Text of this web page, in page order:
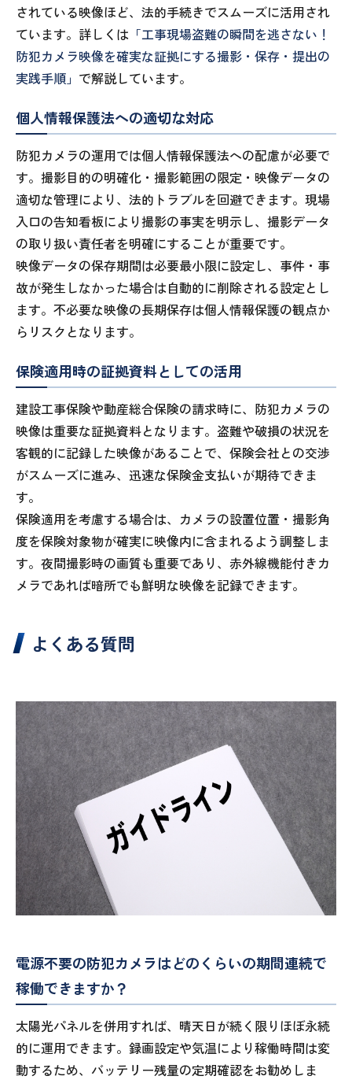
されている映像ほど、法的手続きでスムーズに活用され
ています。詳しくは 「工事現場盗難の瞬間を逃さない！
防犯カメラ映像を確実な証拠にする撮影・保存・提出の
実践手順」 で解説しています。
個人情報保護法への適切な対応
防犯カメラの運用では個人情報保護法への配慮が必要で
す。撮影目的の明確化・撮影範囲の限定・映像データの
適切な管理により、法的トラブルを回避できます。現場
入口の告知看板により撮影の事実を明示し、撮影データ
の取り扱い責任者を明確にすることが重要です。
映像データの保存期間は必要最小限に設定し、事件・事
故が発生しなかった場合は自動的に削除される設定とし
ます。不必要な映像の長期保存は個人情報保護の観点か
らリスクとなります。
保険適用時の証拠資料としての活用
建設工事保険や動産総合保険の請求時に、防犯カメラの
映像は重要な証拠資料となります。盗難や破損の状況を
客観的に記録した映像があることで、保険会社との交渉
がスムーズに進み、迅速な保険金支払いが期待できま
す。
保険適用を考慮する場合は、カメラの設置位置・撮影角
度を保険対象物が確実に映像内に含まれるよう調整しま
す。夜間撮影時の画質も重要であり、赤外線機能付きカ
メラであれば暗所でも鮮明な映像を記録できます。
よくある質問
電源不要の防犯カメラはどのくらいの期間連続で
稼働できますか？
太陽光パネルを併用すれば、晴天日が続く限りほぼ永続
的に運用できます。録画設定や気温により稼働時間は変
動するため、バッテリー残量の定期確認をお勧めしま